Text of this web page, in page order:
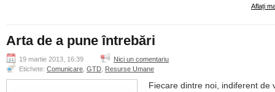
Aflați
Arta de a pune întrebări
19 martie 2013, 16:39
Nici un comentariu
Etichete: Comunicare GTD Resurse Umane
Fiecare dintre noi, indiferent de